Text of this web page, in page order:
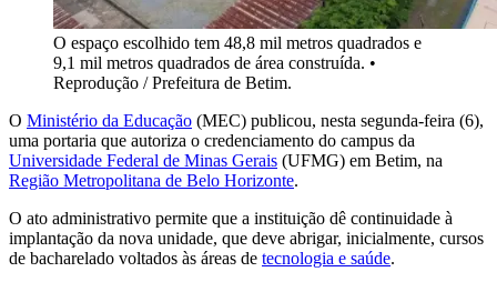
O espaço escolhido tem 48,8 mil metros quadrados e
9,1 mil metros quadrados de área construída. •
Reprodução / Prefeitura de Betim.
O Ministério da Educação (MEC) publicou, nesta segunda-feira (6),
uma portaria que autoriza o credenciamento do campus da
Universidade Federal de Minas Gerais (UFMG) em Betim, na
Região Metropolitana de Belo Horizonte.
O ato administrativo permite que a instituição dê continuidade à
implantação da nova unidade, que deve abrigar, inicialmente, cursos
de bacharelado voltados às áreas de tecnologia e saúde.